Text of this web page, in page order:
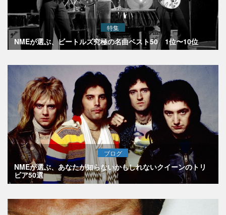
特集
NMEが選ぶ、ビートルズ究極の名曲ベスト50 1位〜10位
ブログ
NMEが選ぶ、あなたが知らないかもしれないクイーンのトリ
ビア50選